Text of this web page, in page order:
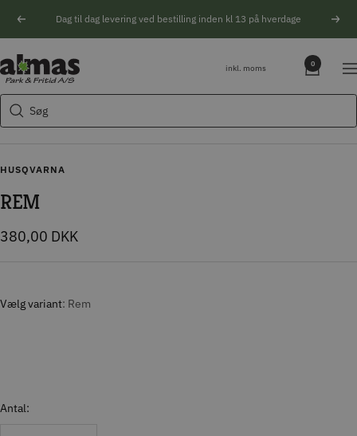
Forrige Dag til dag levering ved bestilling inden kl 13 på hverdage
Søg
Almas
Park
&
Fritid
inkl. moms 0
HUSQVARNA
REM
Tilbudspris
380,00 DKK
Vælg variant Rem
Antal:
Søgeforslag
Husqvarna motorsav
Kikkert
Blink